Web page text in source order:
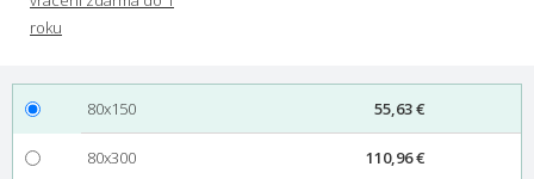
80x150 55,63 €
80x300 110,96 €